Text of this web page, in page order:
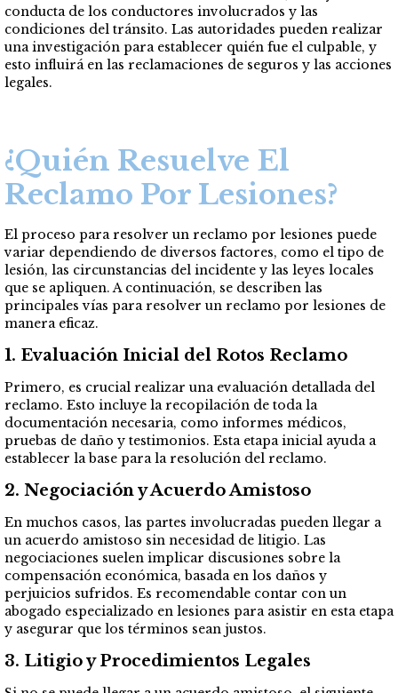
conducta de los conductores involucrados y las
condiciones del tránsito. Las autoridades pueden realizar
una investigación para establecer quién fue el culpable, y
esto influirá en las reclamaciones de seguros y las acciones
legales.
¿Quién Resuelve El
Reclamo Por Lesiones?
El proceso para resolver un reclamo por lesiones puede
variar dependiendo de diversos factores, como el tipo de
lesión, las circunstancias del incidente y las leyes locales
que se apliquen. A continuación, se describen las
principales vías para resolver un reclamo por lesiones de
manera eficaz.
1. Evaluación Inicial del Rotos Reclamo
Primero, es crucial realizar una evaluación detallada del
reclamo. Esto incluye la recopilación de toda la
documentación necesaria, como informes médicos,
pruebas de daño y testimonios. Esta etapa inicial ayuda a
establecer la base para la resolución del reclamo.
2. Negociación y Acuerdo Amistoso
En muchos casos, las partes involucradas pueden llegar a
un acuerdo amistoso sin necesidad de litigio. Las
negociaciones suelen implicar discusiones sobre la
compensación económica, basada en los daños y
perjuicios sufridos. Es recomendable contar con un
abogado especializado en lesiones para asistir en esta etapa
y asegurar que los términos sean justos.
3. Litigio y Procedimientos Legales